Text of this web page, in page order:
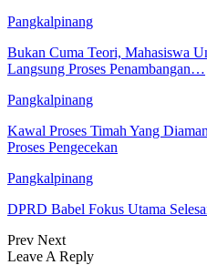
Pangkalpinang
Bukan Cuma Teori, Mahasiswa
Langsung Proses Penambangan…
Pangkalpinang
Kawal Proses Timah Yang
Proses Pengecekan
Pangkalpinang
DPRD Babel Fokus Utama
Prev Next
Leave A Reply